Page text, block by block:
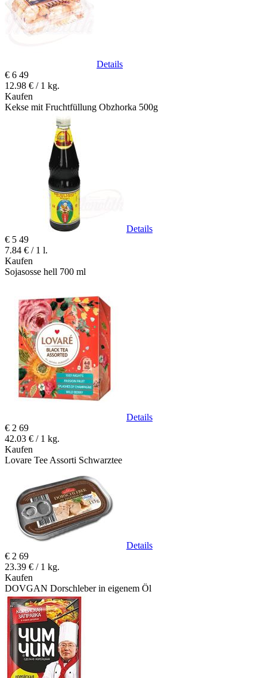
Details
€ 6 49
12.98 € / 1 kg.
Kaufen
Kekse mit Fruchtfüllung Obzhorka 500g
Details
€ 5 49
7.84 € / 1 l.
Kaufen
Sojasosse hell 700 ml
Details
€ 2 69
42.03 € / 1 kg.
Kaufen
Lovare Tee Assorti Schwarztee
Details
€ 2 69
23.39 € / 1 kg.
Kaufen
DOVGAN Dorschleber in eigenem Öl